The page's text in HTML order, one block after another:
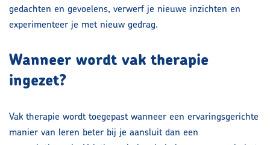
gedachten en gevoelens, verwerf je nieuwe inzichten en
experimenteer je met nieuw gedrag.
Wanneer wordt vak therapie
ingezet?
Vak therapie wordt toegepast wanneer een ervaringsgerichte
manier van leren beter bij je aansluit dan een